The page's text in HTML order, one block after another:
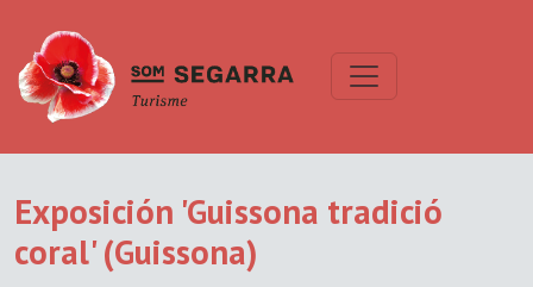
Exposición 'Guissona tradició
coral' (Guissona)